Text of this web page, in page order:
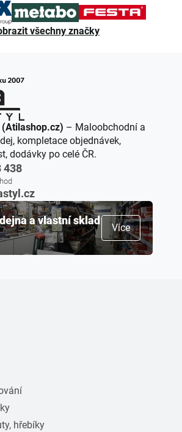
všechny značky
– Maloobchodní a
kompletace objednávek,
dodávky po celé ČR.
438
a vlastní sklad
Více
hřebíky